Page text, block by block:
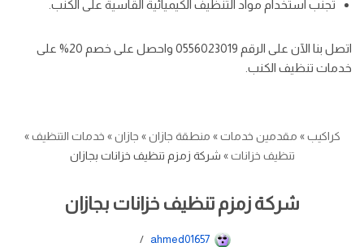
تجنب استخدام مواد التنظيف الكيميائية القاسية على الكنب.
اتصل بنا الآن على الرقم 0556023019 واحصل على خصم 20% على
خدمات تنظيف الكنب.
كراكيب» مقدمين خدمات» منطقة جازان» جازان» خدمات التنظيف»
تنظيف خزانات» شركة زمزم تنظيف خزانات بجازان
شركة زمزم تنظيف خزانات بجازان
ahmed01657